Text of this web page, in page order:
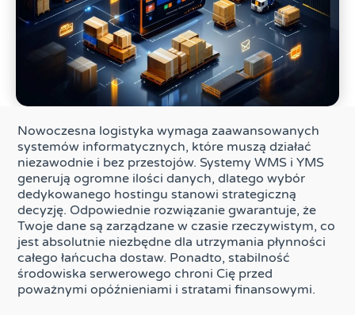
Nowoczesna logistyka wymaga zaawansowanych
systemów informatycznych, które muszą działać
niezawodnie i bez przestojów. Systemy WMS i YMS
generują ogromne ilości danych, dlatego wybór
dedykowanego hostingu stanowi strategiczną
decyzję. Odpowiednie rozwiązanie gwarantuje, że
Twoje dane są zarządzane w czasie rzeczywistym, co
jest absolutnie niezbędne dla utrzymania płynności
całego łańcucha dostaw. Ponadto, stabilność
środowiska serwerowego chroni Cię przed
poważnymi opóźnieniami i stratami finansowymi.